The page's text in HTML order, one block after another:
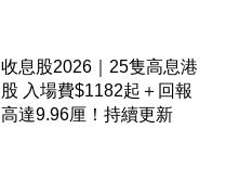
收息股2026｜25隻高息港
股 入場費$1182起＋回報
高達9.96厘！持續更新